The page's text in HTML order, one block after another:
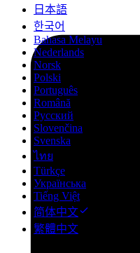
日本語
한국어
Bahasa Melayu
Nederlands
Norsk
Polski
Português
Română
Русский
Slovenčina
Svenska
ไทย
Türkçe
Українська
Tiếng Việt
简体中文
繁體中文